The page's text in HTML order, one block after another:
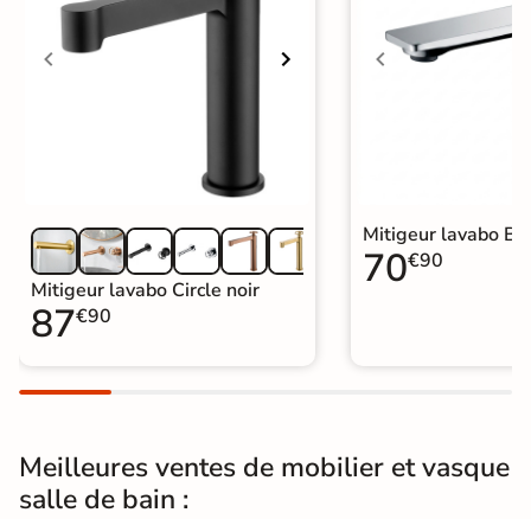
à base de vinaigre blanc est
Mitigeur de Lavabo et Vasque
Mitigeur lavabo Circle noir
87€90
Mitigeur lavabo
70€90
Meilleures ventes de mobilier et vasque
salle de bain :